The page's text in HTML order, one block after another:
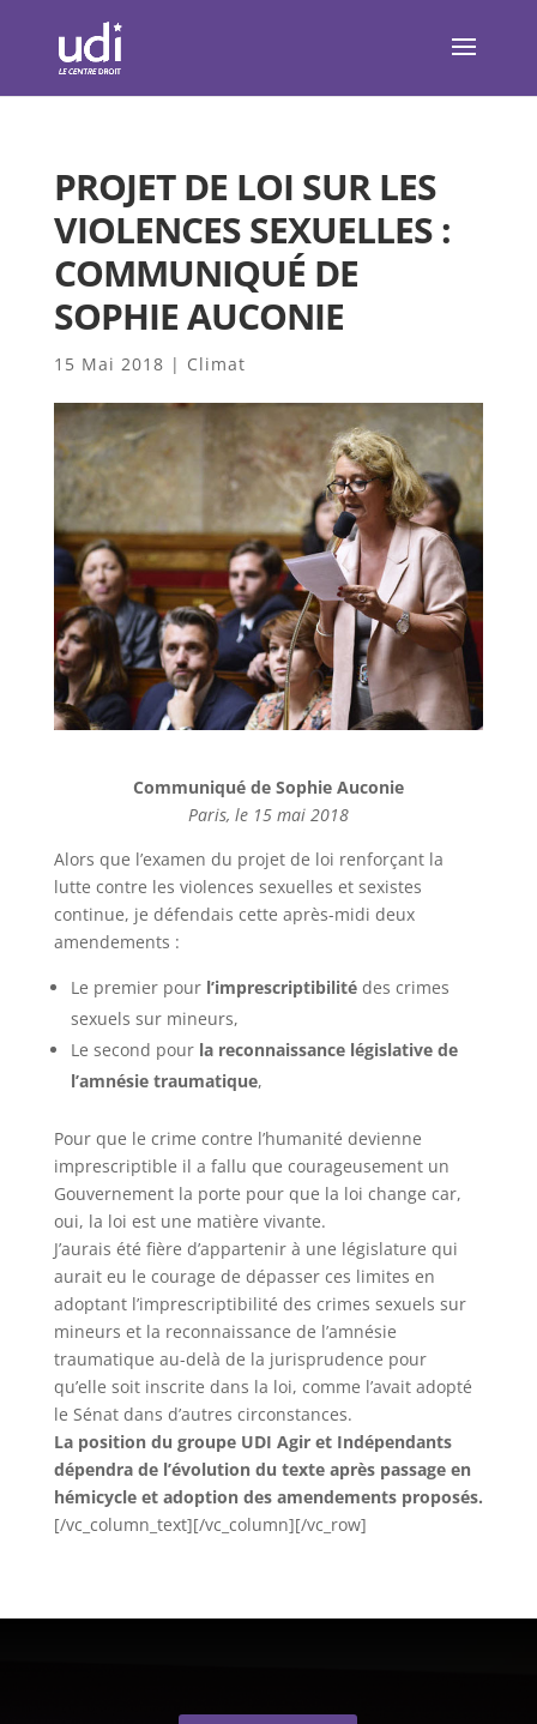
PROJET DE LOI SUR LES
VIOLENCES SEXUELLES :
COMMUNIQUÉ DE
SOPHIE AUCONIE
15 Mai 2018 | Climat
Communiqué de Sophie Auconie
Paris, le 15 mai 2018
Alors que l’examen du projet de loi renforçant la
lutte contre les violences sexuelles et sexistes
continue, je défendais cette après-midi deux
amendements :
Le premier pour l’imprescriptibilitédes crimes
sexuels sur mineurs,
Le second pour la reconnaissance législative de
l’amnésie traumatique,
Pour que le crime contre l’humanité devienne
imprescriptible il a fallu que courageusement un
Gouvernement la porte pour que la loi change car,
oui, la loi est une matière vivante.
‪J’aurais été fière d’appartenir à une législature qui
aurait eu le courage de dépasser ces limites en
adoptant l’imprescriptibilité des crimes sexuels sur
mineurs et la reconnaissance de l’amnésie
traumatique au-delà de la jurisprudence pour
qu’elle soit inscrite dans la loi, comme l’avait adopté
le Sénat dans d’autres circonstances.
La position du groupe UDI Agir et Indépendants
dépendra de l’évolution du texte après passage en
hémicycle et adoption des amendements proposés.
[/vc_column_text][/vc_column][/vc_row]